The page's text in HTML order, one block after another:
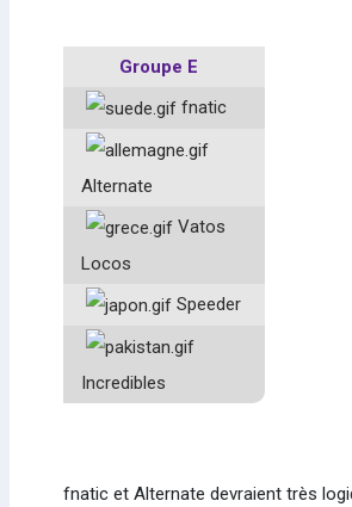
Groupe E
fnatic
Alternate
Vatos
Locos
Speeder
Incredibles
fnatic et Alternate devraient très